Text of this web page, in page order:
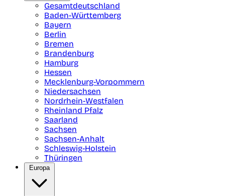
Gesamtdeutschland
Baden-Württemberg
Bayern
Berlin
Bremen
Brandenburg
Hamburg
Hessen
Mecklenburg-Vorpommern
Niedersachsen
Nordrhein-Westfalen
Rheinland Pfalz
Saarland
Sachsen
Sachsen-Anhalt
Schleswig-Holstein
Thüringen
Europa